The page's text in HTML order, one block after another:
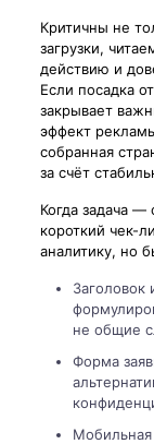
Критичны не
загрузки,
действию и
Если посадка
закрывает
эффект
собранная
за счёт
Когда задача —
короткий чек-
аналитику, но
Заголовок
не общие
Форма
Мобильная